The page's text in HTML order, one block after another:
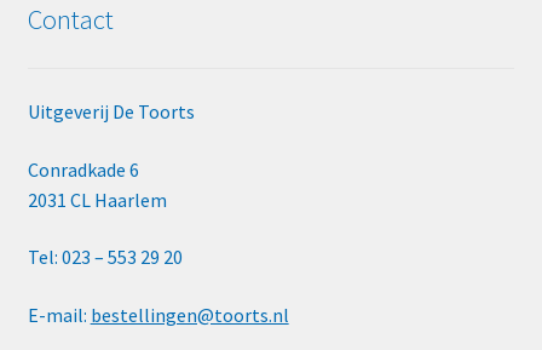
Contact
Uitgeverij De Toorts
Conradkade 6
2031 CL Haarlem
Tel: 023 – 553 29 20
E-mail: bestellingen@toorts.nl